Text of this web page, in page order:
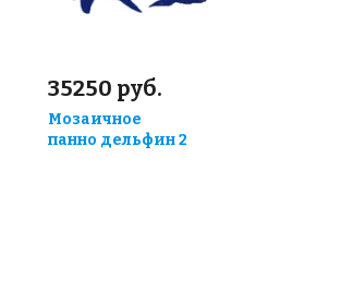
35250 руб.
Мозаичное
панно дельфин 2